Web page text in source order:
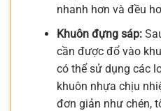
nhanh hơn và đều
Khuôn đựng sáp:
cần được đổ vào
có thể sử dụng các
khuôn nhựa chịu
đơn giản như chén,